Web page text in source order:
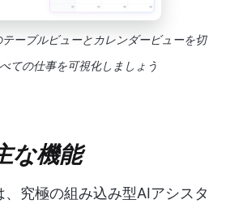
ーブルビューとカレンダービューを切
ての仕事を可視化しましょう
な機能
究極の組み込み型AIアシスタ